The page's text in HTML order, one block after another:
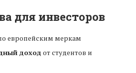
для инвесторов
европейским меркам
доход от студентов и